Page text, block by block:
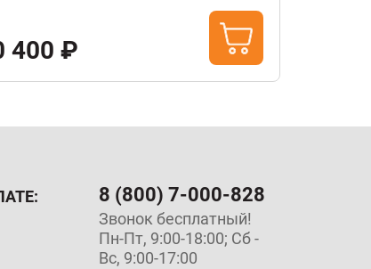
400 ₽
8 (800) 7-000-828
Звонок бесплатный!
Пн-Пт, 9:00-18:00; Сб -
Вс, 9:00-17:00